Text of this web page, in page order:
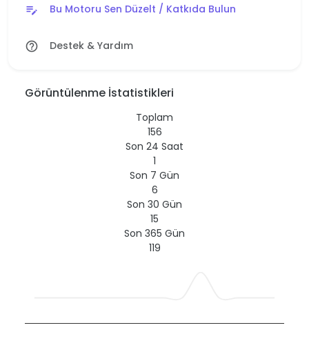
edit_note Bu Motoru Sen Düzelt / Katkıda Bulun
help_outline Destek & Yardım
Görüntülenme İstatistikleri
Toplam
156
Son 24 Saat
1
Son 7 Gün
6
Son 30 Gün
15
Son 365 Gün
119